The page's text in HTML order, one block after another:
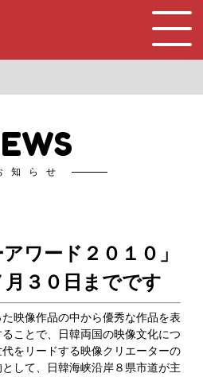
知らせ
ワード２０１０」
３０日までです
映像作品の中から優秀な作品を表
ことで、日韓両国の映像文化につ
をリードする映像クリエーターの
して、日韓海峡沿岸８県市道が主